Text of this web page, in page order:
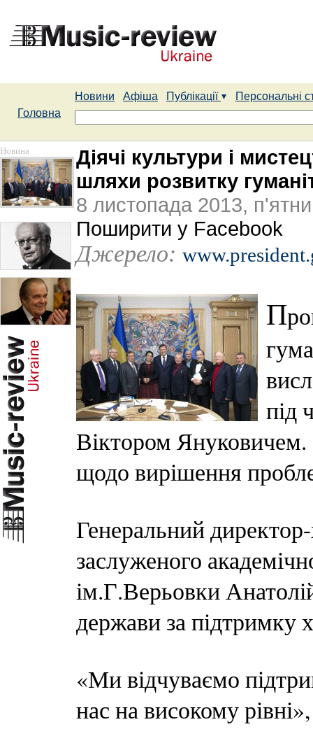
Новини Афіша Публікації
Персональні
Головна
Новина
Діячі культури і
шляхи розвитку
8 листопада 2013,
Поширити у Facebook
Джерело:
П
під
Віктором
щодо вирішення
Генеральний
заслуженого
ім.Г.Верьовки
держави за підтримку
«Ми відчуваємо
нас на високому